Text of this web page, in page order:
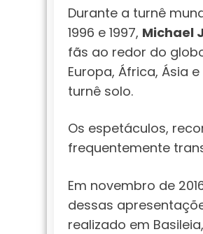
Durante a turnê
1996 e 1997, Michael
fãs ao redor do
Europa, África, Ásia
turnê solo.
Os espetáculos,
frequentemente
Em novembro de
dessas
realizado em